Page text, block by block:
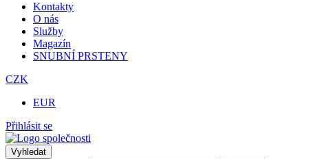
Kontakty
O nás
Služby
Magazín
SNUBNÍ PRSTENY
CZK
EUR
Přihlásit se
Vyhledat